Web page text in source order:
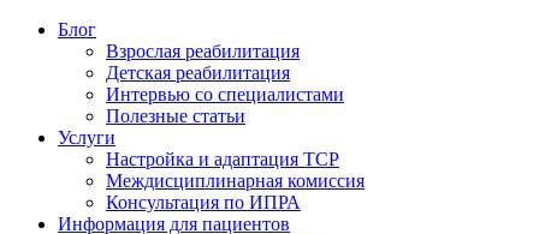
Блог
Взрослая реабилитация
Детская реабилитация
Интервью со специалистами
Полезные статьи
Услуги
Настройка и адаптация ТСР
Междисциплинарная комиссия
Консультация по ИПРА
Информация для пациентов